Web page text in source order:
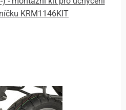
KRM1146KIT